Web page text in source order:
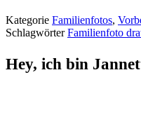
Kategorie Familienfotos,
SchlagwörterFamilienfoto
Hey, ich bin